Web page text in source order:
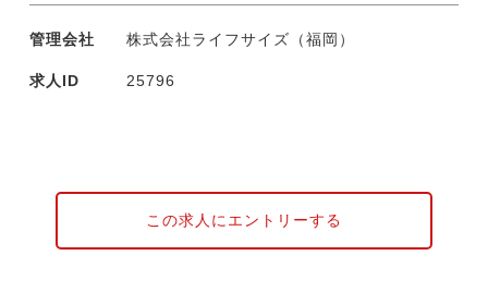
管理会社 株式会社ライフサイズ（福岡）
求人ID 25796
この求人にエントリーする